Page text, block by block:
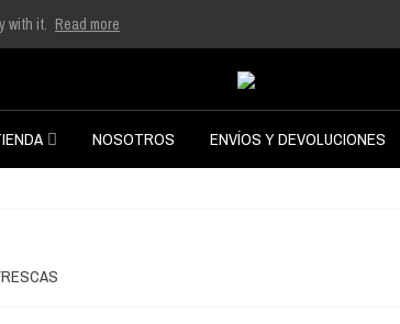
with it. Read more
NOSOTROS ENVÍOS Y DEVOLUCIONES